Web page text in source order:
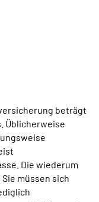
beträgt
Üblicherweise
Die wiederum
müssen sich